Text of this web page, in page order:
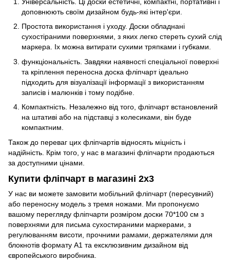
доповнюють своїм дизайном будь-які інтер'єри.
Простота використання і уходу. Доски обладнані
сухостіраними поверхнями, з яких легко стереть сухий слід
маркера. Іх можна витирати сухими тряпками і губками.
функціональність. Завдяки наявності спеціальної поверхні
та кріплення переносна доска фліпчарт ідеально
підходить для візуалізації інформації з використанням
записів і малюнків і тому подібне.
Компактність. Незалежно від того, фліпчарт встановлений
на штативі або на підставці з колесиками, він буде
компактним.
Також до переваг цих фліпчартів відносять міцність і
надійність. Крім того, у нас в магазині фліпчарти продаються
за доступними цінами.
Купити фліпчарт в магазині 2х3
У нас ви можете замовити мобільний фліпчарт (пересувний)
або переносну модель з тремя ножами. Ми пропонуємо
вашому перегляду фліпчарти розміром доски 70*100 см з
поверхнями для письма сухостираними маркерами, з
регулюванням висоти, прочними рамами, держателями для
блокнотів формату А1 та ексклюзивним дизайном від
європейського виробника.